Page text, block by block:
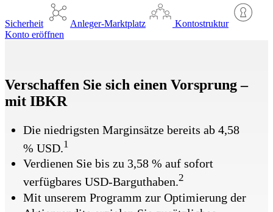
Sicherheit Anleger-Marktplatz
Kontostruktur
Konto eröffnen
Verschaffen Sie sich einen Vorsprung –
mit IBKR
Die niedrigsten Marginsätze bereits ab 4,58
% USD. 1
Verdienen Sie bis zu 3,58 % auf sofort
verfügbares USD-Barguthaben.2
Mit unserem Programm zur Optimierung der